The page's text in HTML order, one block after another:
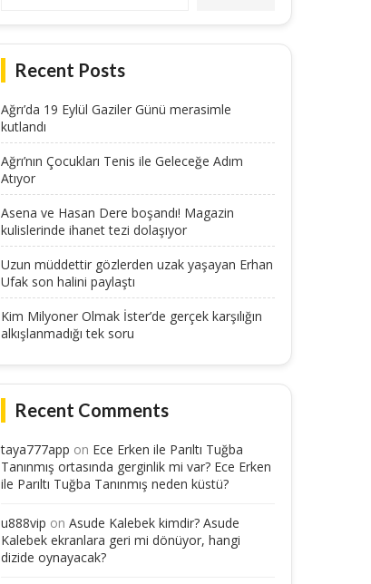
Recent Posts
Ağrı’da 19 Eylül Gaziler Günü merasimle
kutlandı
Ağrı’nın Çocukları Tenis ile Geleceğe Adım
Atıyor
Asena ve Hasan Dere boşandı! Magazin
kulislerinde ihanet tezi dolaşıyor
Uzun müddettir gözlerden uzak yaşayan Erhan
Ufak son halini paylaştı
Kim Milyoner Olmak İster’de gerçek karşılığın
alkışlanmadığı tek soru
Recent Comments
taya777app on Ece Erken ile Parıltı Tuğba
Tanınmış ortasında gerginlik mi var? Ece Erken
ile Parıltı Tuğba Tanınmış neden küstü?
u888vip on Asude Kalebek kimdir? Asude
Kalebek ekranlara geri mi dönüyor, hangi
dizide oynayacak?